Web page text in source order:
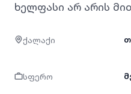
ხელფასი არ არის
ქალაქი
სფერო